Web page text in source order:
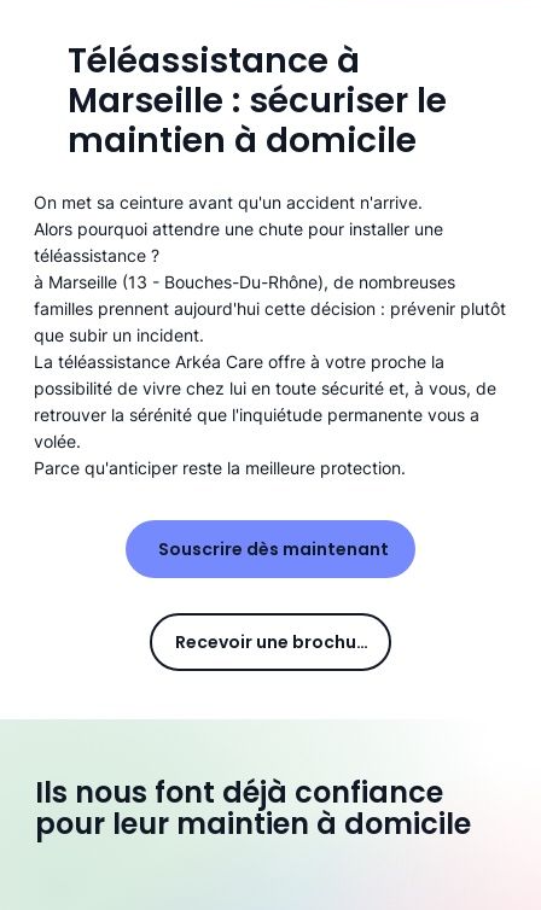
Téléassistance à
Marseille : sécuriser le
maintien à domicile
On met sa ceinture avant qu'un accident n'arrive.
Alors pourquoi attendre une chute pour installer une
téléassistance ?
à Marseille (13 - Bouches-Du-Rhône), de nombreuses
familles prennent aujourd'hui cette décision : prévenir plutôt
que subir un incident.
La téléassistance Arkéa Care offre à votre proche la
possibilité de vivre chez lui en toute sécurité et, à vous, de
retrouver la sérénité que l'inquiétude permanente vous a
volée.
Parce qu'anticiper reste la meilleure protection.
Souscrire dès maintenant
Recevoir une brochure
Ils nous font déjà confiance
pour leur maintien à domicile